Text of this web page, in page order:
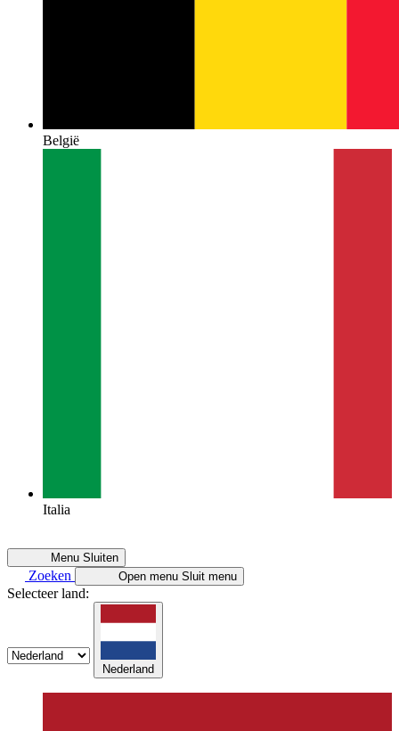
België
Italia
Menu Sluiten
Zoeken Open menu Sluit menu
Selecteer land:
Nederland